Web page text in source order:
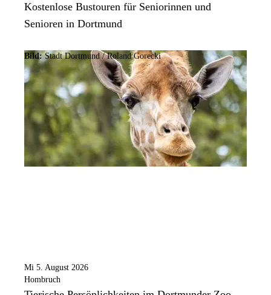
Kostenlose Bustouren für Seniorinnen und
Senioren in Dortmund
Bild:Stadt Dortmund / Roland Gorecki
Mi 5. August 2026
Hombruch